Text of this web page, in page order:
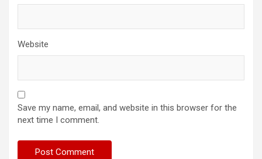
Website
Save my name, email, and website in this browser for the
next time I comment.